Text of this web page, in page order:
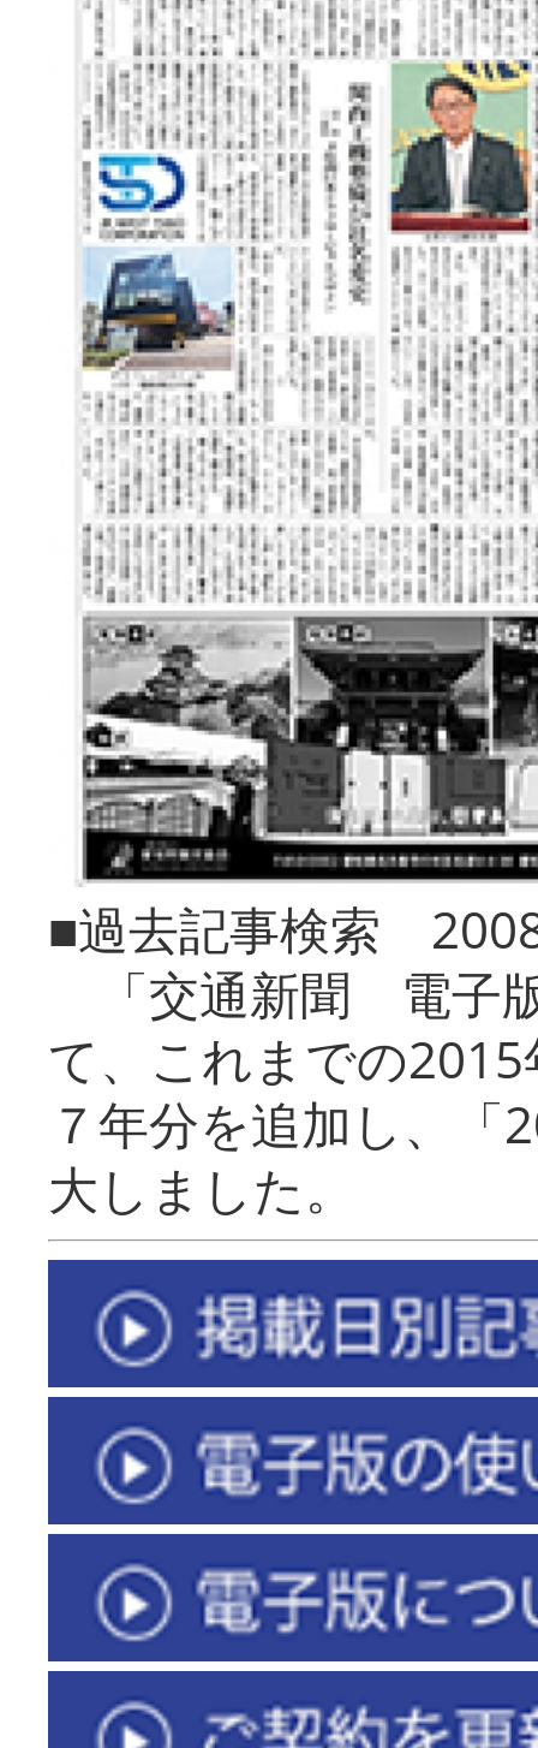
■過去記事検索
「交通新聞 電子
て、これまでの
７年分を追加し、「
大しまし